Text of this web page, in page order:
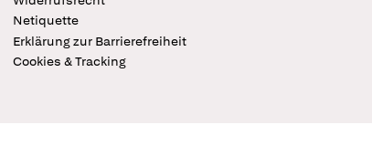
Netiquette
Erklärung zur Barrierefreiheit
Cookies & Tracking